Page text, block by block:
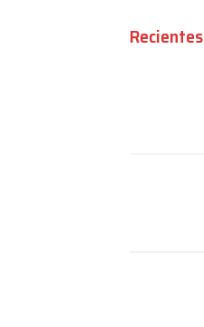
Recientes